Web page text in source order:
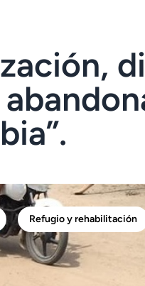
Refugio y rehabilitación